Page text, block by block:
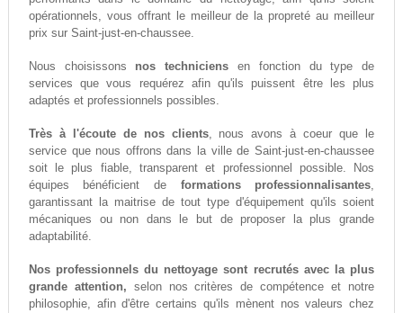
opérationnels, vous offrant le meilleur de la propreté au meilleur
prix sur Saint-just-en-chaussee.
Nous choisissons nos techniciens en fonction du type de
services que vous requérez afin qu'ils puissent être les plus
adaptés et professionnels possibles.
Très à l'écoute de nos clients, nous avons à coeur que le
service que nous offrons dans la ville de Saint-just-en-chaussee
soit le plus fiable, transparent et professionnel possible. Nos
équipes bénéficient de formations professionnalisantes,
garantissant la maitrise de tout type d'équipement qu'ils soient
mécaniques ou non dans le but de proposer la plus grande
adaptabilité.
Nos professionnels du nettoyage sont recrutés avec la plus
grande attention, selon nos critères de compétence et notre
philosophie, afin d'être certains qu'ils mènent nos valeurs chez